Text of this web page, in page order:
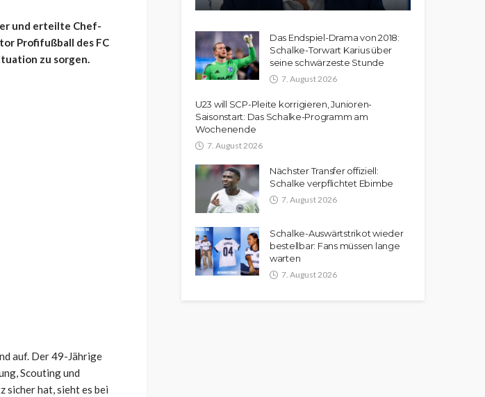
und erteilte Chef-
Profifußball des FC
zu sorgen.
auf. Der 49-Jährige
Scouting und
sicher hat, sieht es bei
Das Endspiel-Drama von 2018:
Schalke-Torwart Karius über
seine schwärzeste Stunde
7. August 2026
U23 will SCP-Pleite korrigieren, Junioren-
Saisonstart: Das Schalke-Programm am
Wochenende
7. August 2026
Nächster Transfer offiziell:
Schalke verpflichtet Ebimbe
7. August 2026
Schalke-Auswärtstrikot wieder
bestellbar: Fans müssen lange
warten
7. August 2026